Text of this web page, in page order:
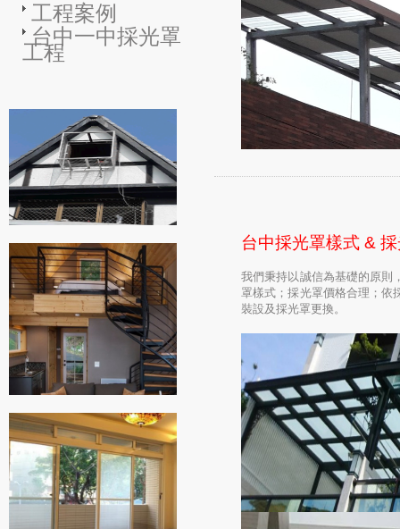
工程案例
台中一中採光罩
工程
台中採光罩樣式 &
我們秉持以誠信為基礎的原則
罩樣式；採光罩價格合理；依
裝設及採光罩更換。